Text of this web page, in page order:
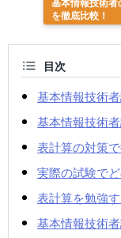
を徹底比較！
目次
基本情報技術
基本情報技術
表計算の対策
実際の試験で
表計算を勉強
基本情報技術